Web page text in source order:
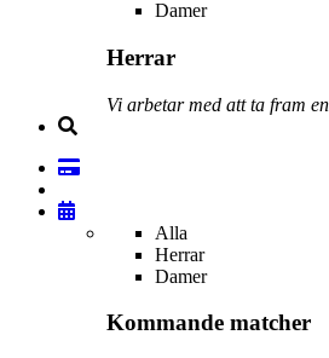
Damer
Herrar
Vi arbetar med att ta fram
Alla
Herrar
Damer
Kommande matcher